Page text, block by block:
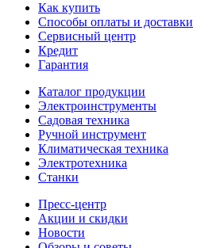
Как купить
Способы оплаты и доставки
Сервисный центр
Кредит
Гарантия
Каталог продукции
Электроинструменты
Садовая техника
Ручной инструмент
Климатическая техника
Электротехника
Станки
Пресс-центр
Акции и скидки
Новости